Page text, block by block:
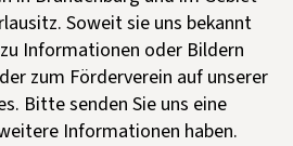
+
+
Soweit sie uns bekannt
Informationen oder Bildern
zum Förderverein auf unserer
Bitte senden Sie uns eine
Informationen haben.